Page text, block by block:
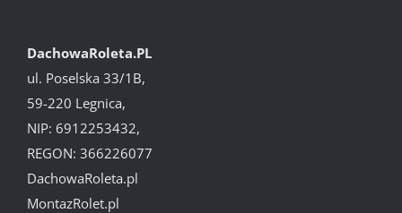
DachowaRoleta.PL
ul. Poselska 33/1B,
59-220 Legnica,
NIP: 6912253432,
REGON: 366226077
DachowaRoleta.pl
MontazRolet.pl